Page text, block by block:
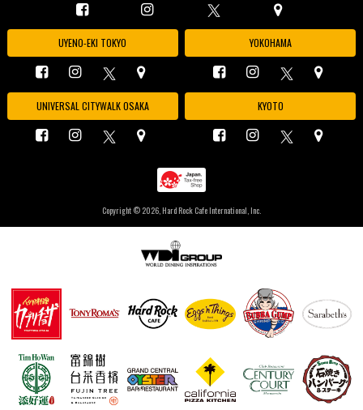
UYENO-EKI TOKYO YOKOHAMA
UNIVERSAL CITYWALK OSAKA KYOTO
Copyright © 2026, Hard Rock Cafe International, Inc.